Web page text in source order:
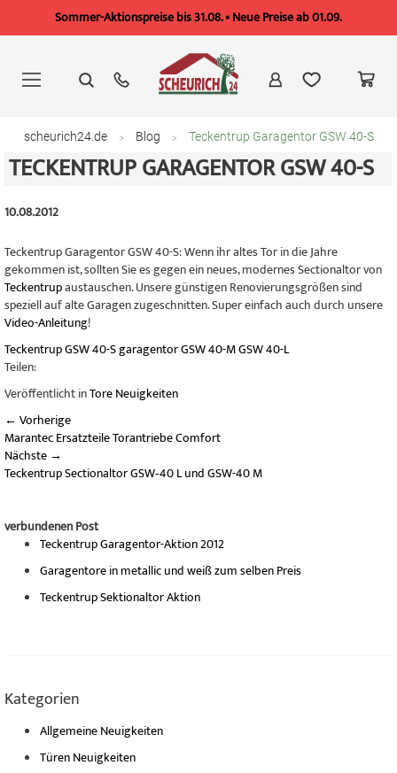
Sommer-Aktionspreise bis 31.08. • Neue Preise ab 01.09.
springen
scheurich24.de Blog Teckentrup Garagentor GSW 40-S
TECKENTRUP GARAGENTOR GSW 40-S
10.08.2012
Teckentrup Garagentor GSW 40-S: Wenn ihr altes Tor in die Jahre
gekommen ist, sollten Sie es gegen ein neues, modernes Sectionaltor von
Teckentrupaustauschen. Unsere günstigen Renovierungsgrößen sind
speziell auf alte Garagen zugeschnitten. Super einfach auch durch unsere
Video-Anleitung!
TeckentrupGSW 40-SgaragentorGSW 40-MGSW 40-L
Teilen:
Veröffentlicht inTore Neuigkeiten
← Vorherige
Marantec Ersatzteile Torantriebe Comfort
Nächste →
Teckentrup Sectionaltor GSW‐40 L und GSW-40 M
verbundenen Post
Teckentrup Garagentor-Aktion 2012
Garagentore in metallic und weiß zum selben Preis
Teckentrup Sektionaltor Aktion
Kategorien
Allgemeine Neuigkeiten
Türen Neuigkeiten